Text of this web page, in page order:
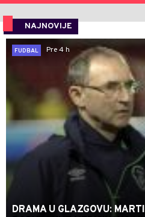
NAJNOVIJE
FUDBAL
Pre 4 h
DRAMA U GLAZGOVU: